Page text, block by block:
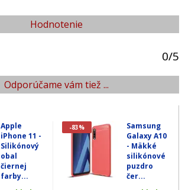
Hodnotenie
0/5
Odporúčame vám tiež ...
Apple
iPhone 11 -
Silikónový
obal
čiernej
farby...
-83%
Samsung
Galaxy A10
- Mäkké
silikónové
puzdro
čer...